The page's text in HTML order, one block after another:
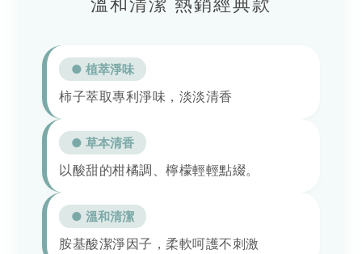
溫和清潔 熱銷經典款
● 植萃淨味
柿子萃取專利淨味，淡淡清香
● 草本清香
以酸甜的柑橘調、檸檬輕輕點綴。
● 溫和清潔
胺基酸潔淨因子，柔軟呵護不刺激